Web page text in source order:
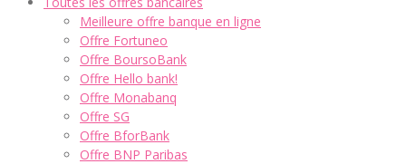
Meilleure offre banque en ligne
Offre Fortuneo
Offre BoursoBank
Offre Hello bank!
Offre Monabanq
Offre SG
Offre BforBank
Offre BNP Paribas